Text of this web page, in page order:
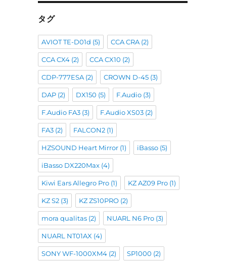
タグ
AVIOT TE-D01d (5) CCA CRA(2)
CCA CX4(2) CCA CX10 (2)
CDP-777ESA(2) CROWN D-45(3)
DAP(2) DX150 (5) F.Audio(3)
F.Audio FA3(3) F.Audio XS03(2)
FA3(2) FALCON2(1)
HZSOUND Heart Mirror(1) iBasso(5)
iBasso DX220Max(4)
Kiwi Ears Allegro Pro(1) KZ AZ09 Pro(1)
KZ S2(3) KZ ZS10PRO(2)
mora qualitas(2) NUARL N6 Pro(3)
NUARL NT01AX (4)
SONY WF-1000XM4(2) SP1000 (2)